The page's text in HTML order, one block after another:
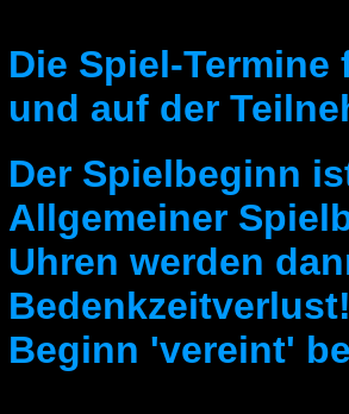
Die Spiel-
und auf der
Der Spielbeginn
Allgemeiner
Uhren werden
Beginn 'vereint'